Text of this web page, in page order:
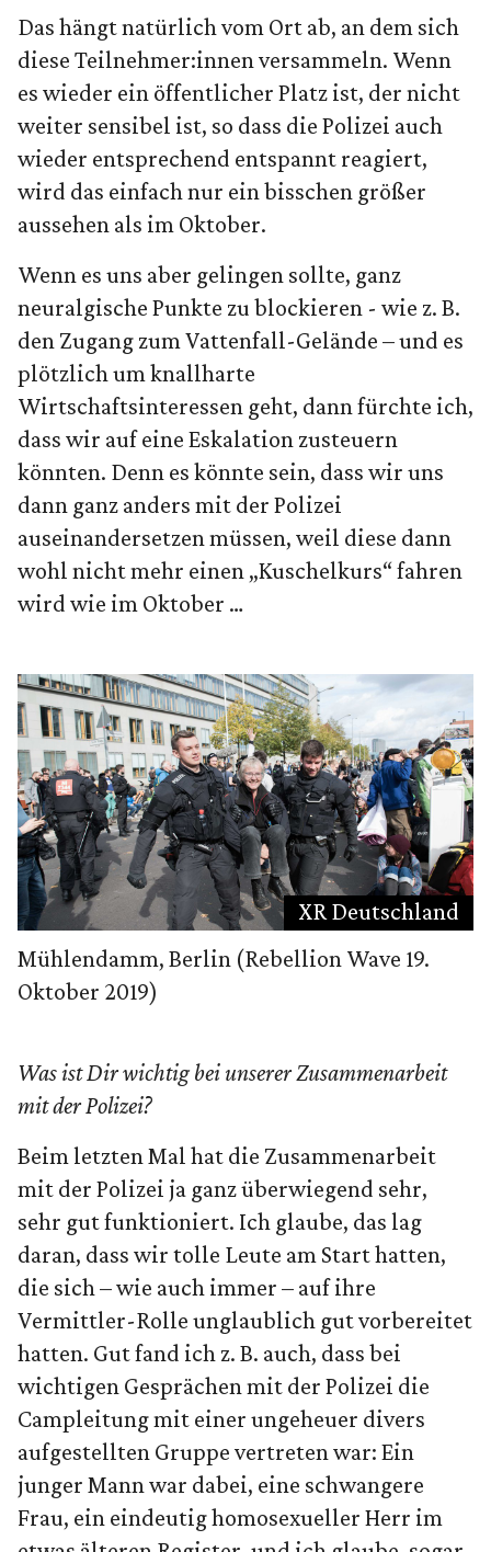
Das hängt natürlich vom Ort ab, an dem sich
diese Teilnehmer:innen versammeln. Wenn
es wieder ein öffentlicher Platz ist, der nicht
weiter sensibel ist, so dass die Polizei auch
wieder entsprechend entspannt reagiert,
wird das einfach nur ein bisschen größer
aussehen als im Oktober.
Wenn es uns aber gelingen sollte, ganz
neuralgische Punkte zu blockieren - wie z. B.
den Zugang zum Vattenfall-Gelände – und es
plötzlich um knallharte
Wirtschaftsinteressen geht, dann fürchte ich,
dass wir auf eine Eskalation zusteuern
könnten. Denn es könnte sein, dass wir uns
dann ganz anders mit der Polizei
auseinandersetzen müssen, weil diese dann
wohl nicht mehr einen „Kuschelkurs“ fahren
wird wie im Oktober …
XR Deutschland
Mühlendamm, Berlin (Rebellion Wave 19.
Oktober 2019)
Was ist Dir wichtig bei unserer Zusammenarbeit
mit der Polizei?
Beim letzten Mal hat die Zusammenarbeit
mit der Polizei ja ganz überwiegend sehr,
sehr gut funktioniert. Ich glaube, das lag
daran, dass wir tolle Leute am Start hatten,
die sich – wie auch immer – auf ihre
Vermittler-Rolle unglaublich gut vorbereitet
hatten. Gut fand ich z. B. auch, dass bei
wichtigen Gesprächen mit der Polizei die
Campleitung mit einer ungeheuer divers
aufgestellten Gruppe vertreten war: Ein
junger Mann war dabei, eine schwangere
Frau, ein eindeutig homosexueller Herr im